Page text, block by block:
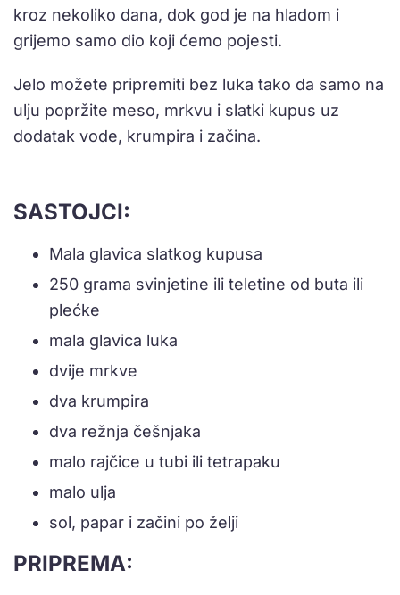
kroz nekoliko dana, dok god je na hladom i
grijemo samo dio koji ćemo pojesti.
Jelo možete pripremiti bez luka tako da samo na
ulju popržite meso, mrkvu i slatki kupus uz
dodatak vode, krumpira i začina.
SASTOJCI:
Mala glavica slatkog kupusa
250 grama svinjetine ili teletine od buta ili
plećke
mala glavica luka
dvije mrkve
dva krumpira
dva režnja češnjaka
malo rajčice u tubi ili tetrapaku
malo ulja
sol, papar i začini po želji
PRIPREMA: